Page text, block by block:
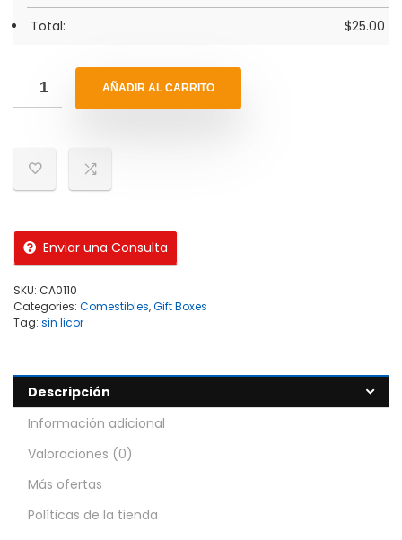
Total: $25.00
AÑADIR AL CARRITO
Enviar una Consulta
SKU: CA0110
Categories: Comestibles,Gift Boxes
Tag: sin licor
Descripción
Información adicional
Valoraciones (0)
Más ofertas
Políticas de la tienda